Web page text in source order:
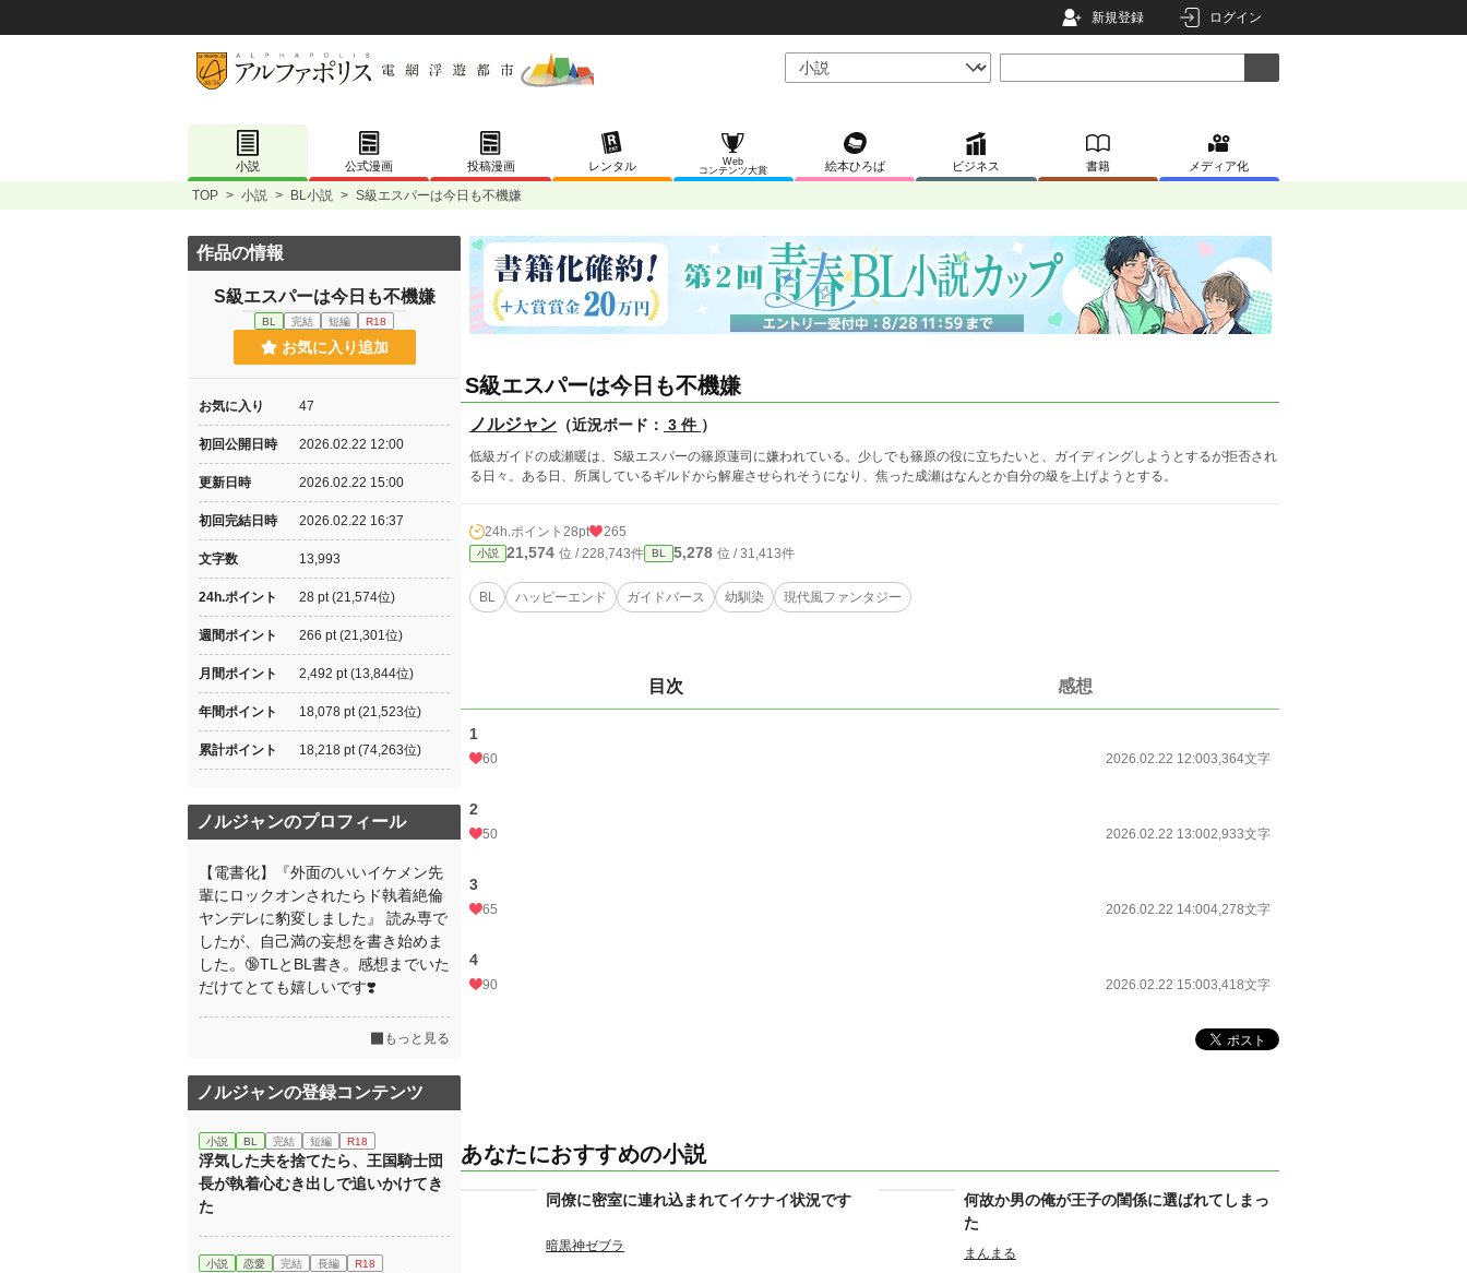
新規登録 ログイン
小説 公式漫画 投稿漫画 レンタル
Web
コンテンツ大賞
絵本ひろば ビジネス 書籍 メディア化
TOP > 小説 > BL小説 > S級エスパーは今日も不機嫌
S級エスパーは今日も不機嫌
ノルジャン （近況ボード： 3 件 ）
低級ガイドの成瀬暖は、S級エスパーの篠原蓮司に嫌われている。少しでも篠原の役に立ちたいと、ガイディングしようとするが拒否され
る日々。ある日、所属しているギルドから解雇させられそうになり、焦った成瀬はなんとか自分の級を上げようとする。
24h.ポイント 28pt 265
小説 21,574 位 / 228,743件 BL 5,278 位 / 31,413件
BL ハッピーエンド ガイドバース 幼馴染 現代風ファンタジー
目次 感想
1
60 2026.02.22 12:003,364文字
2
50 2026.02.22 13:002,933文字
3
65 2026.02.22 14:004,278文字
4
90 2026.02.22 15:003,418文字
あなたにおすすめの小説
同僚に密室に連れ込まれてイケナイ状況です
暗黒神ゼブラ
何故か男の俺が王子の閨係に選ばれてしまっ
た
まんまる
作品の情報
S級エスパーは今日も不機嫌
BL 完結 短編 R18
お気に入り追加
お気に入り 47
初回公開日時 2026.02.22 12:00
更新日時 2026.02.22 15:00
初回完結日時 2026.02.22 16:37
文字数 13,993
24h.ポイント 28 pt (21,574位)
週間ポイント 266 pt (21,301位)
月間ポイント 2,492 pt (13,844位)
年間ポイント 18,078 pt (21,523位)
累計ポイント 18,218 pt (74,263位)
ノルジャンのプロフィール
【電書化】『外面のいいイケメン先
輩にロックオンされたらド執着絶倫
ヤンデレに豹変しました』 読み専で
したが、自己満の妄想を書き始めま
した。🔞TLとBL書き。感想までいた
だけてとても嬉しいです❣️
もっと見る
ノルジャンの登録コンテンツ
小説 BL 完結 短編 R18
浮気した夫を捨てたら、王国騎士団
長が執着心むき出しで追いかけてき
た
小説 恋愛 完結 長編 R18